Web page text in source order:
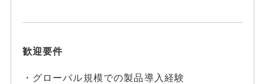
歓迎要件
・グローバル規模での製品導入経験